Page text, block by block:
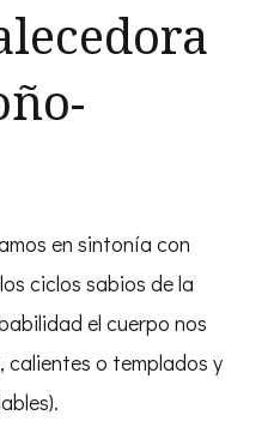
en sintonía con
ciclos sabios de la
el cuerpo nos
o templados y